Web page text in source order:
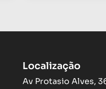
Localização
Av Protasio Alves,